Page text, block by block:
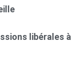
libérales à